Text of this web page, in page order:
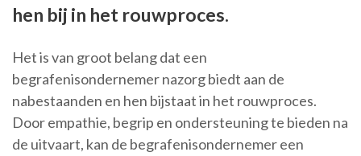
hen bij in het rouwproces.
Het is van groot belang dat een
begrafenisondernemer nazorg biedt aan de
nabestaanden en hen bijstaat in het rouwproces.
Door empathie, begrip en ondersteuning te bieden na
de uitvaart, kan de begrafenisondernemer een